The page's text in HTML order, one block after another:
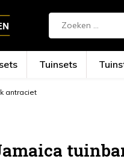
Tuinsets
antraciet